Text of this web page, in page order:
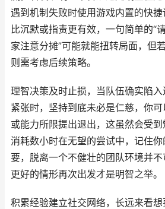
遇到机制失败时使用游戏内置的快
比沉默或指责更有效，一句简单的“
家注意分摊”可能就能扭转局面，但
则需考虑后续策略。
理智决策及时止损，当队伍确实陷
紧张时，坚持到底未必是仁慈，你
或能力所限提出退出，这虽然会受
消耗数小时在无望的尝试中，记住
要，脱离一个不健壮的团队环境并
更好的情形再次出发才是明智之举。
积累经验建立社交网络，长远来看